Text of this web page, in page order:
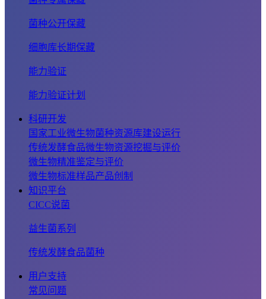
菌种公开保藏
细胞库长期保藏
能力验证
能力验证计划
科研开发
国家工业微生物菌种资源库建设运行
传统发酵食品微生物资源挖掘与评价
微生物精准鉴定与评价
微生物标准样品产品创制
知识平台
CICC说菌
益生菌系列
传统发酵食品菌种
用户支持
常见问题